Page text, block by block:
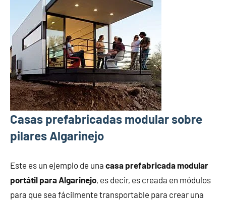
Casas prefabricadas modular sobre
pilares Algarinejo
Este es un ejemplo de una casa prefabricada modular
portátil para Algarinejo, es decir, es creada en módulos
para que sea fácilmente transportable para crear una